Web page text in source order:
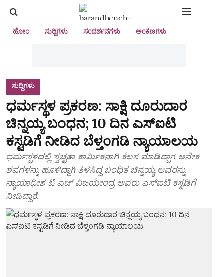
ಹೋಂ ಸುದ್ದಿಗಳು ಸಂದರ್ಶನಗಳು ಅಂಕಣಗಳು
ಸುದ್ದಿಗಳು
ಧರ್ಮಸ್ಥಳ ಪ್ರಕರಣ: ಸಾಕ್ಷಿ ದೂರುದಾರ
ಚಿನ್ನಯ್ಯ ಬಂಧನ; 10 ದಿನ ಎಸ್‌ಐಟಿ
ಕಸ್ಟಡಿಗೆ ನೀಡಿದ ಬೆಳ್ತಂಗಡಿ ನ್ಯಾಯಾಲಯ
ಧರ್ಮಸ್ಥಳದಲ್ಲಿ ಸ್ವಚ್ಛತಾ ಕಾರ್ಮಿಕನಾಗಿ ಕೆಲಸ ಮಾಡಿದ್ದಾಗ ಅನೇಕ
ಶವಗಳನ್ನು ಹೂಳಿದ್ದಾಗಿ ತಿಳಿಸಿದ್ದ ಬಂಧಿತ ಚಿನ್ನಯ್ಯ ಅವರನ್ನು
ನ್ಯಾಯಾಧೀಶ ಟಿ ಎಚ್‌ ವಿಜಯೇಂದ್ರ ಅವರು ಎಸ್‌ಐಟಿ ಕಸ್ಟಡಿಗೆ
ನೀಡಿದ್ದಾರೆ.